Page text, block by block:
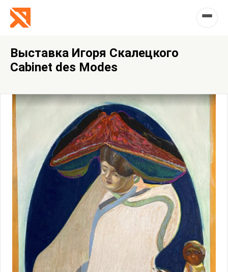
Выставка Игоря Скалецкого
Cabinet des Modes